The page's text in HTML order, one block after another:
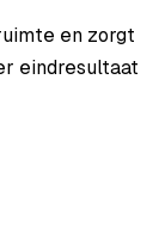
en zorgt
eindresultaat